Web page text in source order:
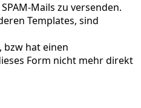
Mails zu versenden.
Templates, sind
bzw hat einen
Form nicht mehr direkt